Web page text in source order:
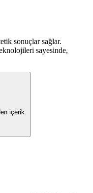
sonuçlar sağlar.
sayesinde,
içerik.